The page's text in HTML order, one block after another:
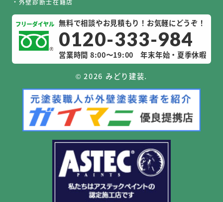
・外壁診断士在籍店
無料で相談やお見積もり！お気軽にどうぞ！
0120-333-984
営業時間 8:00〜19:00 年末年始・夏季休暇
©2026 みどり建装.